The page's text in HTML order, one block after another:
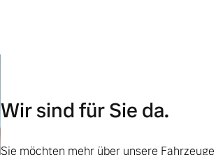
Wir sind für Sie da.
Sie möchten mehr über unsere